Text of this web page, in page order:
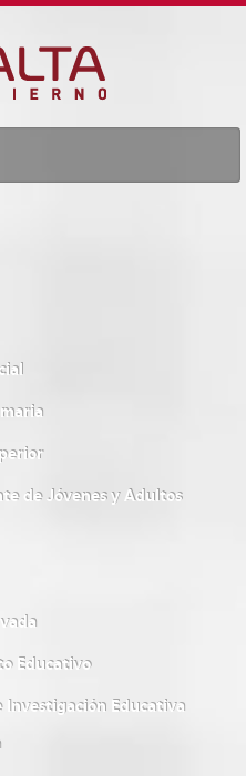
de Jóvenes y Adultos
Educativo
Investigación Educativa